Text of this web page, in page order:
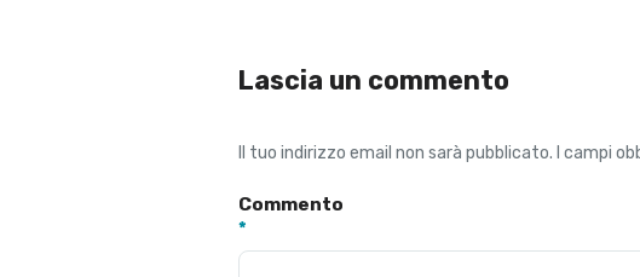
Lascia un commento
Il tuo indirizzo email non sarà pubblicato. I campi
Commento
*